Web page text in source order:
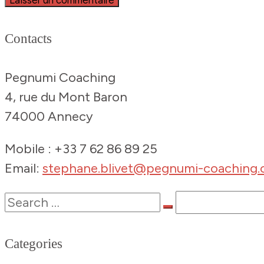
Contacts
Pegnumi Coaching
4, rue du Mont Baron
74000 Annecy
Mobile : +33 7 62 86 89 25
Email: stephane.blivet@pegnumi-
Categories